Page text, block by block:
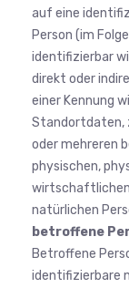
auf eine
Person (im
identifizierbar
direkt oder
einer Kennung
Standortdaten,
oder mehreren
physischen,
natürlichen
betroffene
Betroffene
identifizierbare